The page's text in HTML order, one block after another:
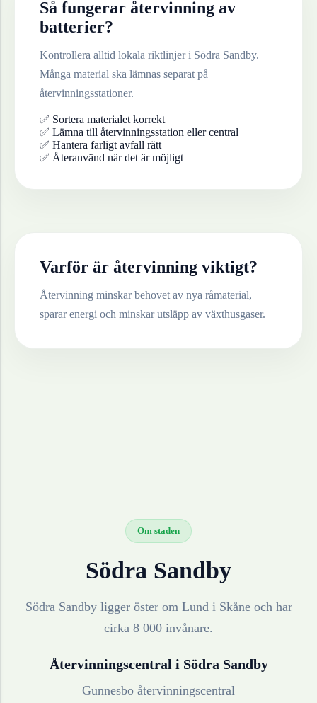
Så fungerar återvinning av
batterier?
Kontrollera alltid lokala riktlinjer i Södra Sandby.
Många material ska lämnas separat på
återvinningsstationer.
✅ Sortera materialet korrekt
✅ Lämna till återvinningsstation eller central
✅ Hantera farligt avfall rätt
✅ Återanvänd när det är möjligt
Varför är återvinning viktigt?
Återvinning minskar behovet av nya råmaterial,
sparar energi och minskar utsläpp av växthusgaser.
Om staden
Södra Sandby
Södra Sandby ligger öster om Lund i Skåne och har
cirka 8 000 invånare.
Återvinningscentral i Södra Sandby
Gunnesbo återvinningscentral